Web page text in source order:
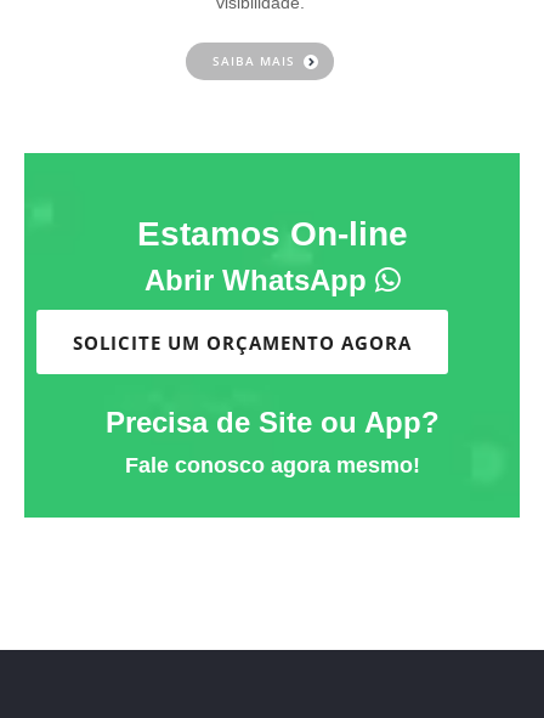
SAIBA MAIS
Estamos On-line
Abrir WhatsApp
SOLICITE UM ORÇAMENTO AGORA
Precisa de Site ou App?
Fale conosco agora mesmo!